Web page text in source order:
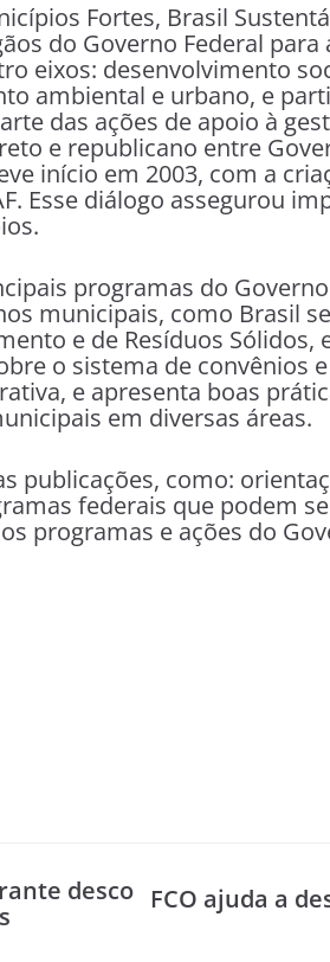
Fortes, Brasil
do Governo Federal para
eixos: desenvolvimento
ambiental e urbano, e
das ações de apoio à
e republicano entre
início em 2003, com a
Esse diálogo assegurou
programas do
municipais, como Brasil
e de Resíduos
o sistema de convênios
e apresenta boas
em diversas áreas.
publicações, como:
federais que podem
programas e ações do
desco FCO ajuda a